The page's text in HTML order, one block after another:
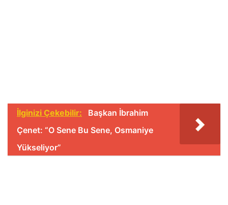
İlginizi Çekebilir:
Başkan İbrahim
Çenet: “O Sene Bu Sene, Osmaniye
Yükseliyor”